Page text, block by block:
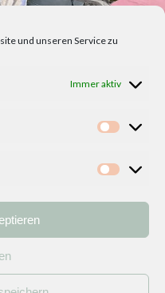
und unseren Service zu
Immer aktiv